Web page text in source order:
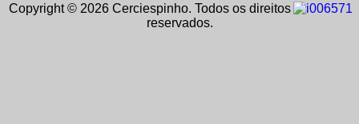
Copyright © 2026 Cerciespinho. Todos os direitos
reservados.